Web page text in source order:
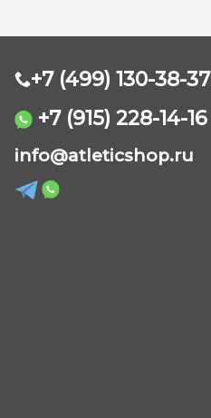
+7 (499) 130-38-37
+7 (915) 228-14-16
info@atleticshop.ru
Обычно отвечаем быстро